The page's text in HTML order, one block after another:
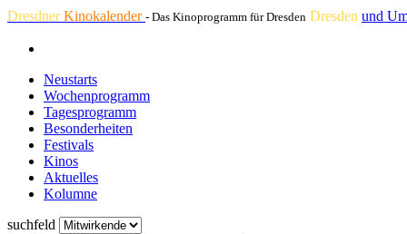
DresdnerKinokalender - Das Kinoprogramm für Dresden Dresden und
Neustarts
Wochenprogramm
Tagesprogramm
Besonderheiten
Festivals
Kinos
Aktuelles
Kolumne
suchfeld